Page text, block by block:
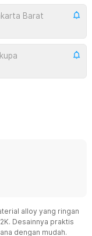
Barat
alloy yang ringan
Desainnya praktis
dengan mudah.